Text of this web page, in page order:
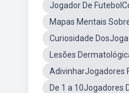
Jogador De
Mapas Mentais
Curiosidade
Lesões
AdivinharJogadores
De 1 a 10Jogadores